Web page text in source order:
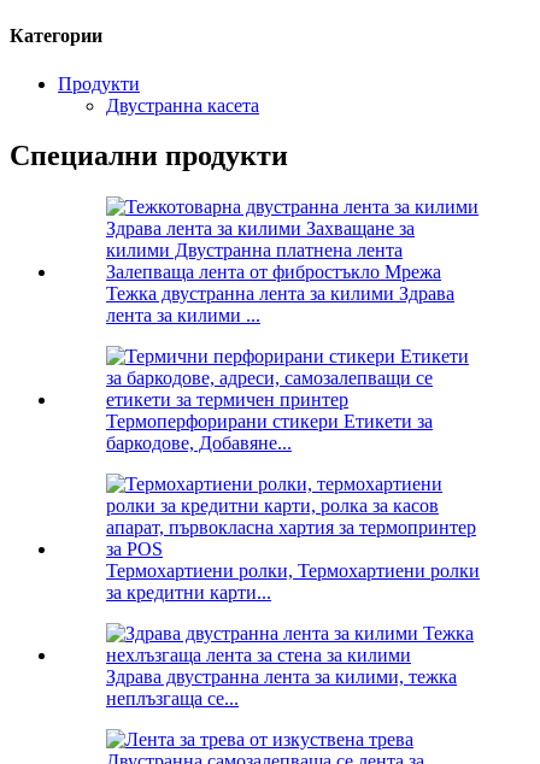
Категории
Продукти
Двустранна касета
Специални продукти
Тежка двустранна лента за килими Здрава
лента за килими ...
Термоперфорирани стикери Етикети за
баркодове, Добавяне...
Термохартиени ролки, Термохартиени ролки
за кредитни карти...
Здрава двустранна лента за килими, тежка
неплъзгаща се...